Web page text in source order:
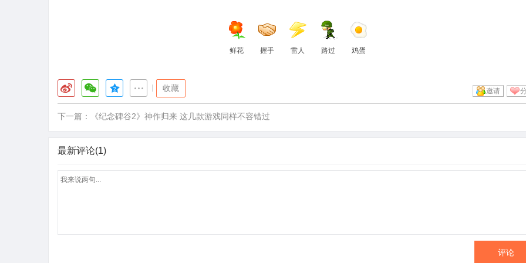
鲜花 握手 雷人 路过 鸡蛋
收藏 邀请
下一篇： 《纪念碑谷2》神作归来 这几款游戏同样不容错过
最新评论(1)
评论